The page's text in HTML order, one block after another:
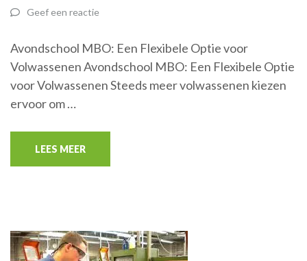
Geef een reactie
Avondschool MBO: Een Flexibele Optie voor
Volwassenen Avondschool MBO: Een Flexibele Optie
voor Volwassenen Steeds meer volwassenen kiezen
ervoor om …
LEES MEER